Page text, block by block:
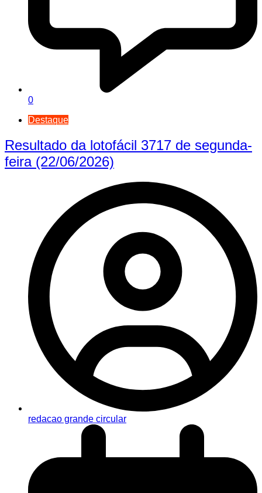
0
Destaque
Resultado da lotofácil 3717 de segunda-
feira (22/06/2026)
redacao grande circular